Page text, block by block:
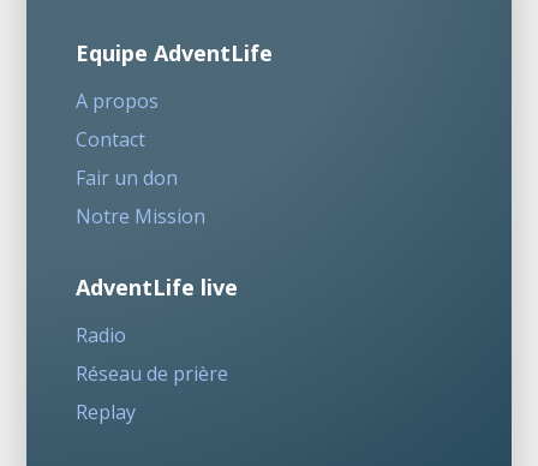
Equipe AdventLife
A propos
Contact
Fair un don
Notre Mission
AdventLife live
Radio
Réseau de prière
Replay